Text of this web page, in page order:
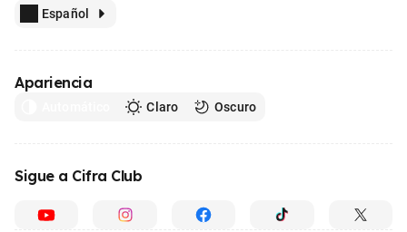
Español
Apariencia
Claro Oscuro
Sigue a Cifra Club